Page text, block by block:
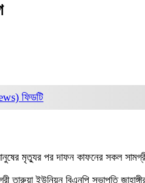
ফিডটি
মৃত্যুর পর দাফন কাফনের সকল
ইউনিয়ন বিএনপি সভাপতি